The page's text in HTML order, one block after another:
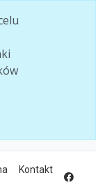
Kontakt